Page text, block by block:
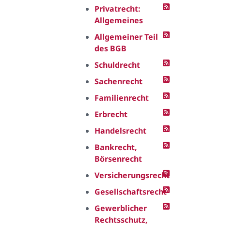
Privatrecht:
Allgemeines
Allgemeiner Teil
des BGB
Schuldrecht
Sachenrecht
Familienrecht
Erbrecht
Handelsrecht
Bankrecht,
Börsenrecht
Versicherungsrecht
Gesellschaftsrecht
Gewerblicher
Rechtsschutz,